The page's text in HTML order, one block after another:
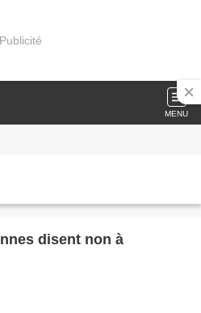
Publicité
MENU
disent non à